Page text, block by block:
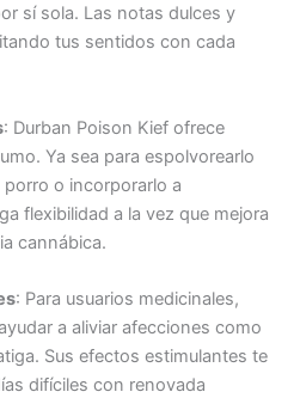
sí sola. Las notas dulces y
tus sentidos con cada
: Durban Poison Kief ofrece
Ya sea para espolvorearlo
o incorporarlo a
flexibilidad a la vez que mejora
cannábica.
: Para usuarios medicinales,
a aliviar afecciones como
Sus efectos estimulantes te
difíciles con renovada